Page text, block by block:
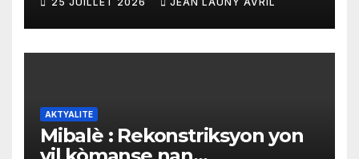
AKTYALITE
Mibalè : Rekonstriksyon yon